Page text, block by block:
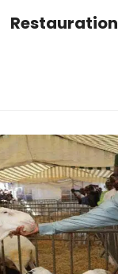
Restauration